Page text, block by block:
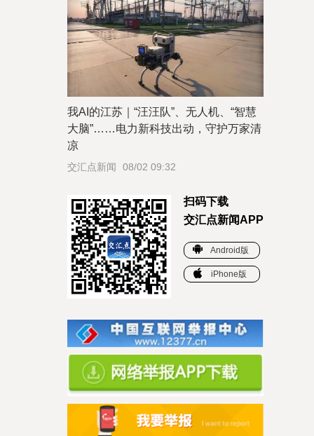
我AI的江苏｜“汪汪队”、无人机、“智慧
大脑”……电力新科技出动，守护万家清
凉
交汇点新闻 08/02 09:32
扫码下载
交汇点新闻APP
Android版
iPhone版